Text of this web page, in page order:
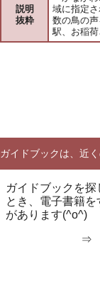
説明
抜粋
域に指定
数の鳥の
駅、お稲
ガイドブックは、近
ガイドブックを
とき、電子書籍
があります(^o^)
⇒